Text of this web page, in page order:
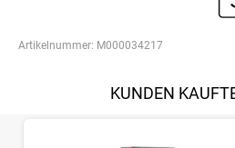
Artikelnummer: M000034217
KUNDEN